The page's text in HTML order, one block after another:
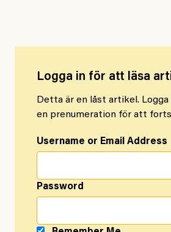
Logga in för att läsa
Detta är en låst artikel.
en prenumeration för att
Username or Email Address
Password